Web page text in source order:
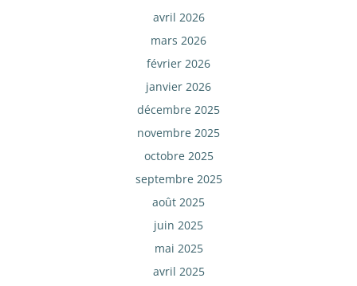
avril 2026
mars 2026
février 2026
janvier 2026
décembre 2025
novembre 2025
octobre 2025
septembre 2025
août 2025
juin 2025
mai 2025
avril 2025